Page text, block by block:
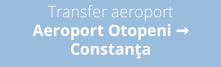
Transfer aeroport
Aeroport Otopeni ➞
Constanța